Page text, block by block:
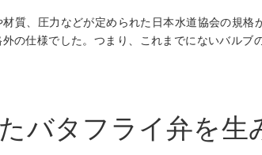
質、圧力などが定められた日本水道協会の規格
の仕様でした。つまり、これまでにないバルブ
バタフライ弁を生